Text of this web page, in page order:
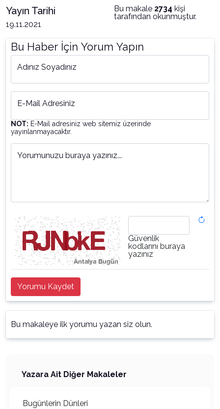
Yayın Tarihi
19.11.2021
Bu makale 2734 kişi
tarafından okunmuştur.
Bu Haber İçin Yorum Yapın
Adınız Soyadınız
E-Mail Adresiniz
NOT: E-Mail adresiniz web sitemiz üzerinde
yayınlanmayacaktır.
Yorumunuzu buraya yazınız...
Güvenlik
kodlarını buraya
yazınız
Yorumu Kaydet
Bu makaleye ilk yorumu yazan siz olun.
Yazara Ait Diğer Makaleler
Bugünlerin Dünleri